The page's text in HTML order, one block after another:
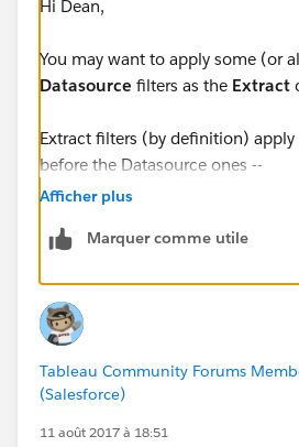
Hi Dean,
You may want to apply some (or
Datasource filters as the Extract
Extract filters (by definition) apply
before the Datasource ones --
at the time of the extract creation /
Here is the page from the Online
https://onlinehelp.tableau.com/
en-us/
Hope it helps understanding.
Afficher plus
Marquer comme utile
Tableau Community Forums
(Salesforce)
11 août 2017 à 18:51